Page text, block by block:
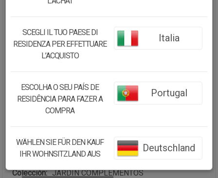
MADERA MARRÓN 49X20X13H
CM
Cantidad:
CONTINUAR COMPRANDO
Colección: JARDIN COMPLEMENTOS
SCEGLI IL TUO PAESE DI
RESIDENZA PER EFFETTUARE
L’ACQUISTO
Italia
ESCOLHA O SEU PAÍS DE
RESIDÊNCIA PARA FAZER A
COMPRA
Portugal
WÄHLEN SIE FÜR DEN KAUF
IHR WOHNSITZLAND AUS
Deutschland